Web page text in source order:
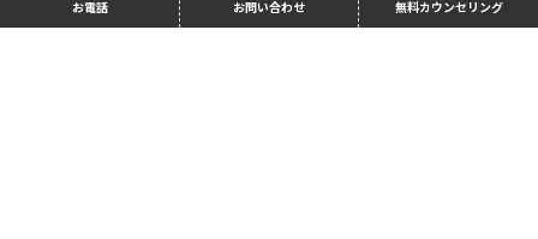
お電話 お問い合わせ 無料カウンセリング